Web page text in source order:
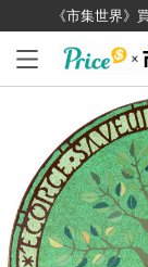
《市集世界》
已加入購物車